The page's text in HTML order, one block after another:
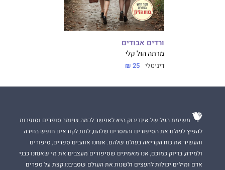
ורדים אבודים‏
מרתה הול‏ קלי
דיגיטלי 25 ₪
משימת העל של אינדיבוק היא לאפשר לכמה שיותר סופרים וסופרות
להפיץ לעולם את הסיפורים והמסרים שלהם, לתת לקוראים חופש בחירה
והעשיר את כוח הקריאה בעולם שלהם. אנחנו אוהבים ספרים, סיפורים
ולמידה, בדיוק כמוכם, אנו מאמינים שסיפורים מעצבים את מי שאנחנו כבני
אדם ומילים יכולות להעצים ולשנות את העולם שסביבנו.קצת על ספרים